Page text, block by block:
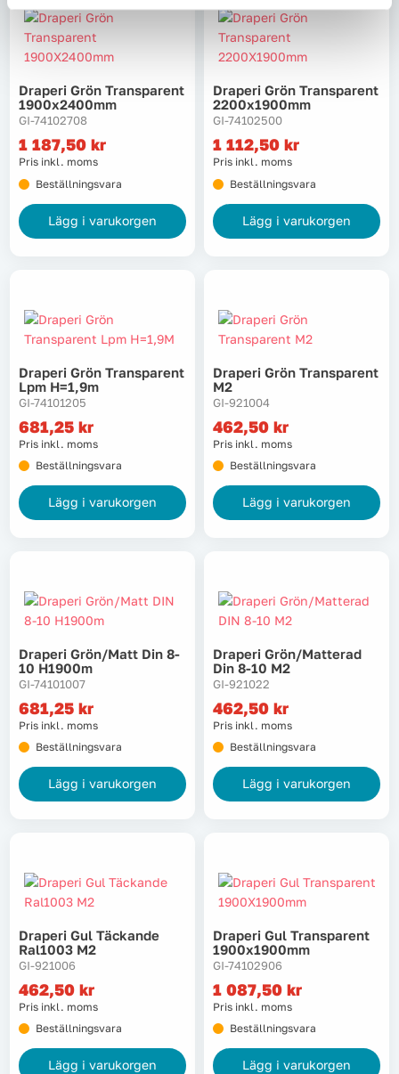
Draperi Grön Transparent
1900x2400mm
GI-74102708
1 187,50 kr
Pris inkl. moms
Beställningsvara
Lägg i varukorgen
Draperi Grön Transparent
2200x1900mm
GI-74102500
1 112,50 kr
Pris inkl. moms
Beställningsvara
Lägg i varukorgen
Draperi Grön Transparent
Lpm H=1,9m
GI-74101205
681,25 kr
Pris inkl. moms
Beställningsvara
Lägg i varukorgen
Draperi Grön Transparent
M2
GI-921004
462,50 kr
Pris inkl. moms
Beställningsvara
Lägg i varukorgen
Draperi Grön/matt Din 8-
10 H1900m
GI-74101007
681,25 kr
Pris inkl. moms
Beställningsvara
Lägg i varukorgen
Draperi Grön/matterad
Din 8-10 M2
GI-921022
462,50 kr
Pris inkl. moms
Beställningsvara
Lägg i varukorgen
Draperi Gul Täckande
Ral1003 M2
GI-921006
462,50 kr
Pris inkl. moms
Beställningsvara
Lägg i varukorgen
Draperi Gul Transparent
1900x1900mm
GI-74102906
1 087,50 kr
Pris inkl. moms
Beställningsvara
Lägg i varukorgen